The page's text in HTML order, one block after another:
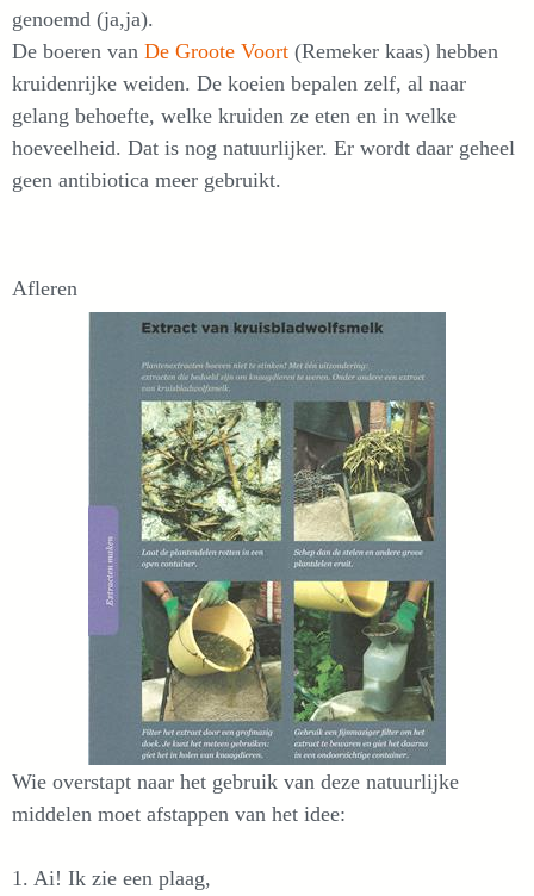
genoemd (ja,ja).
De boeren van De Groote Voort (Remeker kaas) hebben
kruidenrijke weiden. De koeien bepalen zelf, al naar
gelang behoefte, welke kruiden ze eten en in welke
hoeveelheid. Dat is nog natuurlijker. Er wordt daar geheel
geen antibiotica meer gebruikt.
Afleren
Wie overstapt naar het gebruik van deze natuurlijke
middelen moet afstappen van het idee:
1. Ai! Ik zie een plaag,